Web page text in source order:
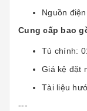
Nguồn
Cung cấp bao
Tủ chính:
Giá kệ đặt
Tài liệu
---